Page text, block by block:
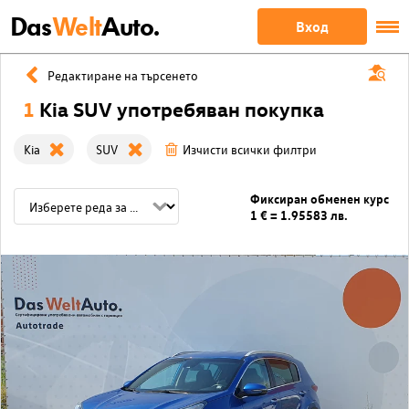
DasWeltAuto. Вход
Редактиране на търсенето
1 Kia SUV употребяван покупка
Kia SUV Изчисти всички филтри
Фиксиран обменен курс
1 € = 1.95583 лв.